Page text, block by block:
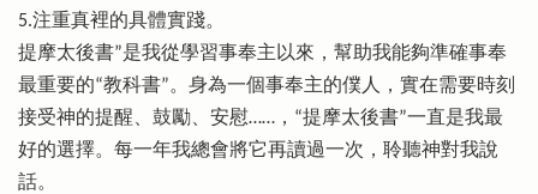
5.注重真裡的具體實踐。
提摩太後書”是我從學習事奉主以來，幫助我能夠準確事奉
最重要的“教科書”。身為一個事奉主的僕人，實在需要時刻
接受神的提醒、鼓勵、安慰……，“提摩太後書”一直是我最
好的選擇。每一年我總會將它再讀過一次，聆聽神對我說
話。